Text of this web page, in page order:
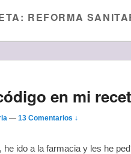
REFORMA
en mi
— 13 Comentarios ↓
ido a la farmacia y les he